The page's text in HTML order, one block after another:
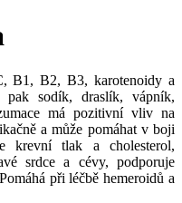
B1, B2, B3, karotenoidy a
pak sodík, draslík, vápník,
má pozitivní vliv na
a může pomáhat v boji
krevní tlak a cholesterol,
srdce a cévy, podporuje
při léčbě hemeroidů a